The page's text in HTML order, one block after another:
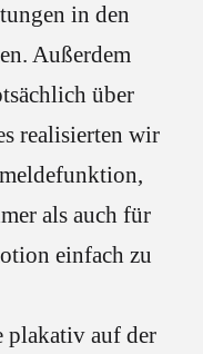
in den
Außerdem
über
realisierten wir
als auch für
einfach zu
plakativ auf der